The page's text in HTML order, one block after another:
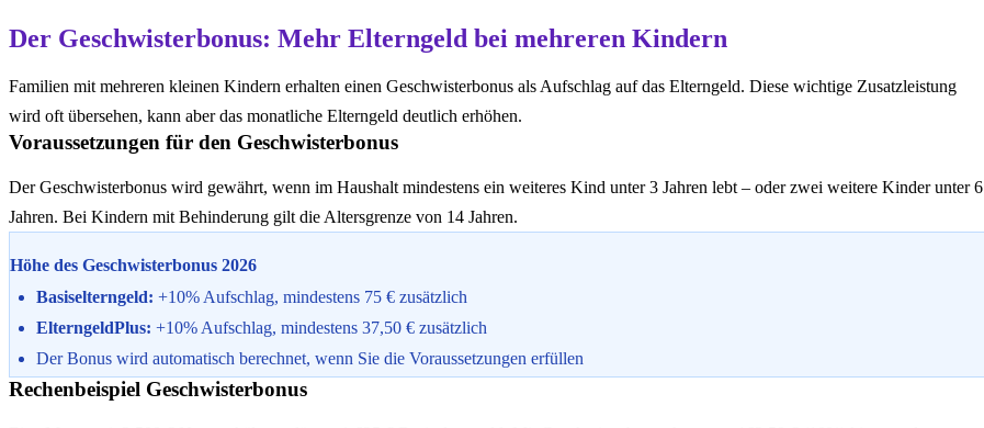
Der Geschwisterbonus: Mehr Elterngeld bei mehreren Kindern
Familien mit mehreren kleinen Kindern erhalten einen Geschwisterbonus als Aufschlag auf das Elterngeld. Diese wichtige Zusatzleistung
wird oft übersehen, kann aber das monatliche Elterngeld deutlich erhöhen.
Voraussetzungen für den Geschwisterbonus
Der Geschwisterbonus wird gewährt, wenn im Haushalt mindestens ein weiteres Kind unter 3 Jahren lebt – oder zwei weitere Kinder unter 6
Jahren. Bei Kindern mit Behinderung gilt die Altersgrenze von 14 Jahren.
Höhe des Geschwisterbonus 2026
Basiselterngeld: +10% Aufschlag, mindestens 75 € zusätzlich
ElterngeldPlus: +10% Aufschlag, mindestens 37,50 € zusätzlich
Der Bonus wird automatisch berechnet, wenn Sie die Voraussetzungen erfüllen
Rechenbeispiel Geschwisterbonus